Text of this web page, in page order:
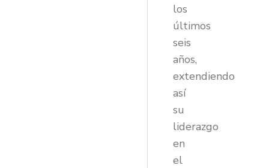
los
últimos
seis
años,
extendiendo
así
su
liderazgo
en
el